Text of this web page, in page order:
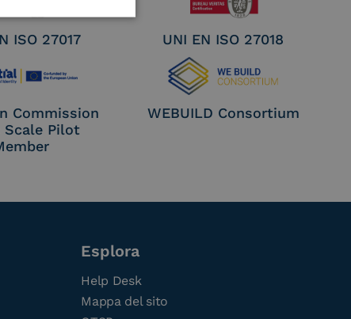
ISO 27017 UNI EN ISO 27018
Commission
Scale Pilot
WEBUILD Consortium
Esplora
Help Desk
Mappa del sito